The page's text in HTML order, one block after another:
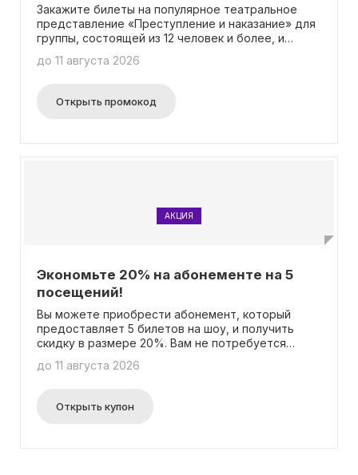
Закажите билеты на популярное театральное
представление «Преступление и наказание» для
группы, состоящей из 12 человек и более, и
сэкономить целых 20% от стоимости билетов!
цену на посещение этого захватывающего
спектакля! Учтите, что скидка не
до 11 августа 2026
Открыть промокод
АКЦИЯ
Экономьте 20% на абонементе на 5
посещений!
Вы можете приобрести абонемент, который
предоставляет 5 билетов на шоу, и получить
скидку в размере 20%. Вам не потребуется
до 11 августа 2026
Открыть купон